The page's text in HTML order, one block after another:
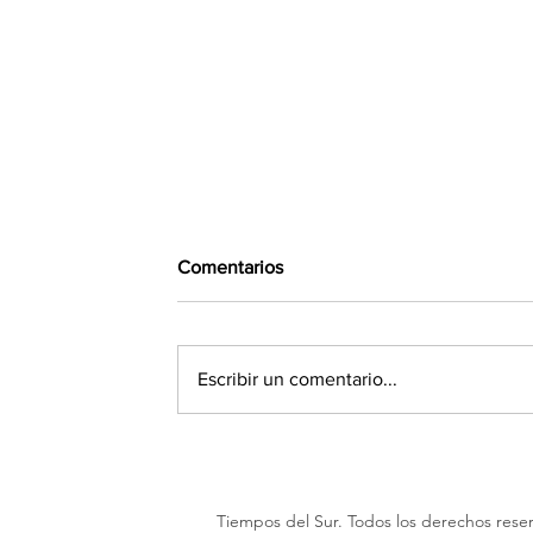
Candela Arizaga
Comentarios
Escribir un comentario...
Tiempos del Sur. Todos los derechos